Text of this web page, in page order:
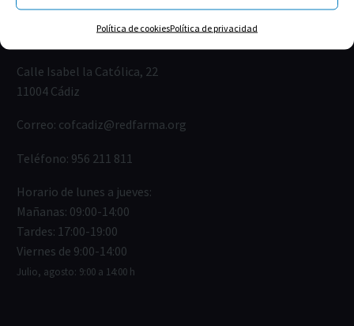
Política de cookiesPolítica de privacidad
Calle Isabel la Católica, 22
11004 Cádiz
Correo: cofcadiz@redfarma.org
Teléfono: 956 211 811
Horario de lunes a jueves:
Mañanas: 09:00-14:00
Tardes: 17:00-19:00
Viernes de 9:00-14:00
Julio, agosto: 9:00 a 14:00 h